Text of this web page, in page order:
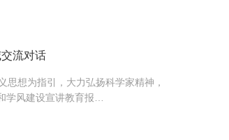
流对话
思想为指引，大力弘扬科学家精神，
学风建设宣讲教育报…